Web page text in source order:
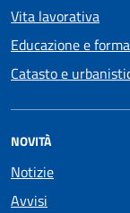
Vita lavorativa
Educazione e
Catasto e
NOVITÀ
Notizie
Avvisi